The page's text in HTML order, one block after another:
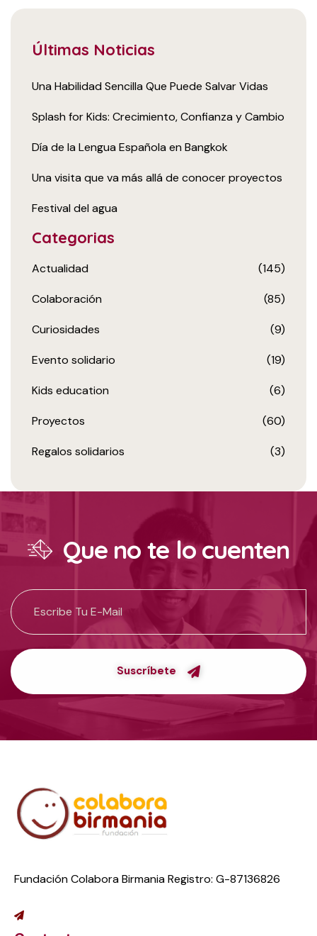
Últimas Noticias
Una Habilidad Sencilla Que Puede Salvar Vidas
Splash for Kids: Crecimiento, Confianza y Cambio
Día de la Lengua Española en Bangkok
Una visita que va más allá de conocer proyectos
Festival del agua
Categorias
Actualidad (145)
Colaboración (85)
Curiosidades (9)
Evento solidario (19)
Kids education (6)
Proyectos (60)
Regalos solidarios (3)
Que no te lo cuenten
Suscríbete
Fundación Colabora Birmania Registro: G-87136826